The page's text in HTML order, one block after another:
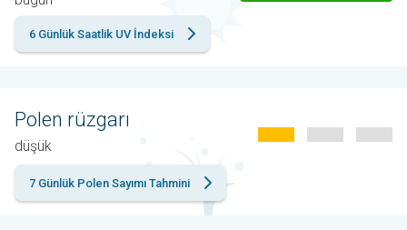
6 Günlük Saatlik UV İndeksi
Polen rüzgarı
düşük
7 Günlük Polen Sayımı Tahmini